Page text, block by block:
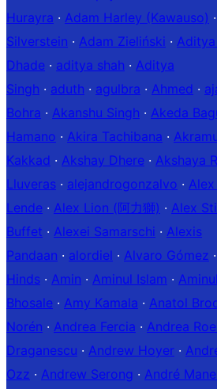
Hurayra · Adam Harley (Kawauso) ·
Silverstein · Adam Zieliński ·
Dhade · aditya shah · Aditya
Singh · aduth · agulbra · Ahmed ·
Bohra · Akanshu Singh · Akeda
Hamano · Akira Tachibana ·
Kakkad · Akshay Dhere · Akshaya
Lluveras · alejandrogonzalvo ·
Lende · Alex Lion (阿力獅) · Alex
Buffet · Alexei Samarschi · Alexis
Pandaan · alordiel · Alvaro Gómez ·
Hinds · Amin · Aminul Islam ·
Bhosale · Amy Kamala · Anatol
Norén · Andrea Fercia · Andrea
Draganescu · Andrew Hoyer ·
Ozz · Andrew Serong · André